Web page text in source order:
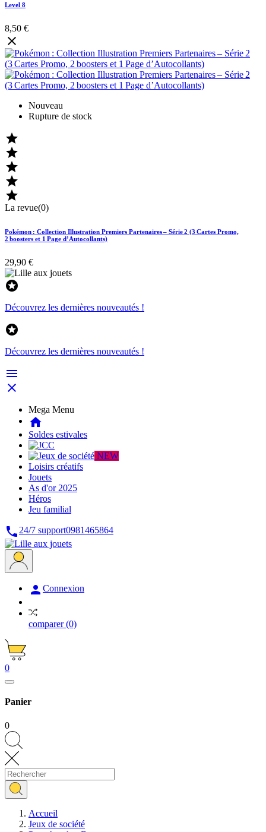
Level 8
8,50 €

Nouveau
Rupture de stock





La revue(0)
Pokémon : Collection Illustration Premiers Partenaires – Série 2 (3 Cartes Promo,
2 boosters et 1 Page d’Autocollants)
29,90 €

Découvrez les dernières nouveautés !

Découvrez les dernières nouveautés !


Mega Menu
home
Soldes estivales
NEW
Loisirs créatifs
Jouets
As d'or 2025
Héros
Jeu familial
 24/7 support0981465864
 Connexion
comparer(0)
0
Panier
0
Accueil
Jeux de société